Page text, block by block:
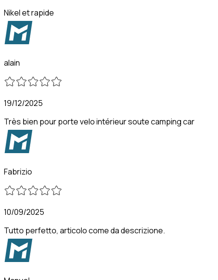
Nikel et rapide
alain
19/12/2025
Très bien pour porte velo intérieur soute camping car
Fabrizio
10/09/2025
Tutto perfetto, articolo come da descrizione.